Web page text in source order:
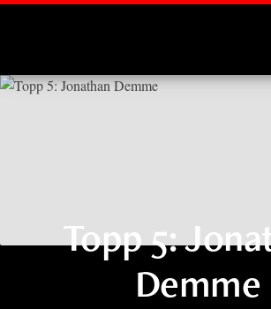
Topp 5:
Demme